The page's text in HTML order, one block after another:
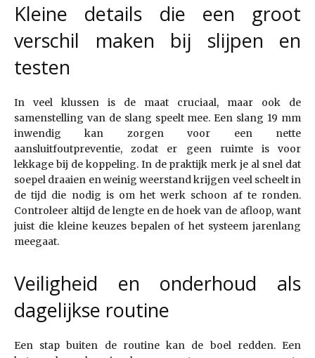
Kleine details die een groot
verschil maken bij slijpen en
testen
In veel klussen is de maat cruciaal, maar ook de
samenstelling van de slang speelt mee. Een slang 19 mm
inwendig kan zorgen voor een nette
aansluitfoutpreventie, zodat er geen ruimte is voor
lekkage bij de koppeling. In de praktijk merk je al snel dat
soepel draaien en weinig weerstand krijgen veel scheelt in
de tijd die nodig is om het werk schoon af te ronden.
Controleer altijd de lengte en de hoek van de afloop, want
juist die kleine keuzes bepalen of het systeem jarenlang
meegaat.
Veiligheid en onderhoud als
dagelijkse routine
Een stap buiten de routine kan de boel redden. Een